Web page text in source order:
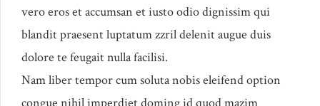
vero eros et accumsan et iusto odio dignissim qui
blandit praesent luptatum zzril delenit augue duis
dolore te feugait nulla facilisi.
Nam liber tempor cum soluta nobis eleifend option
congue nihil imperdiet doming id quod mazim